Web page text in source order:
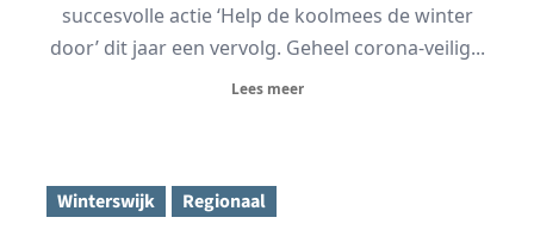
succesvolle actie ‘Help de koolmees de winter
door’ dit jaar een vervolg. Geheel corona-veilig...
Lees meer
Winterswijk Regionaal